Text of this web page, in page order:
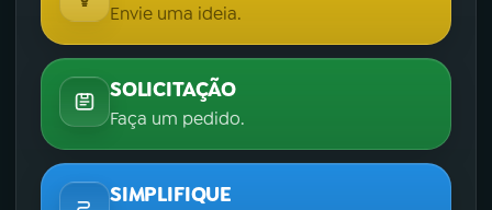
Envie uma ideia.
SOLICITAÇÃO
Faça um pedido.
SIMPLIFIQUE